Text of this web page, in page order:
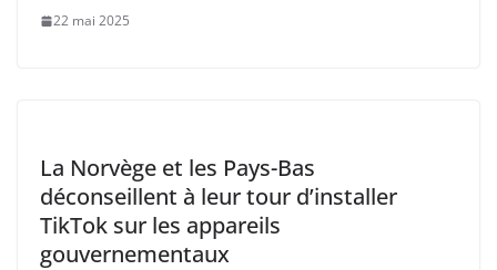
22 mai 2025
La Norvège et les Pays-Bas
déconseillent à leur tour d’installer
TikTok sur les appareils
gouvernementaux